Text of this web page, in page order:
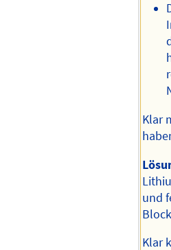
Klar
und
Klar